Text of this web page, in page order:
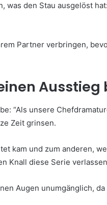
was den Stau ausgelöst
Partner verbringen,
Ausstieg
“Als unsere
Zeit grinsen.
kam und zum anderen,
Knall diese Serie
Augen unumgänglich,